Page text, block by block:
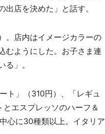
店を決めた」と話す。
。店内はイメージカラーの
むようにした。お子さま連
」。
ト」（310円）、「レギュ
エスプレッソのハーフ＆
心に30種類以上。イタリア